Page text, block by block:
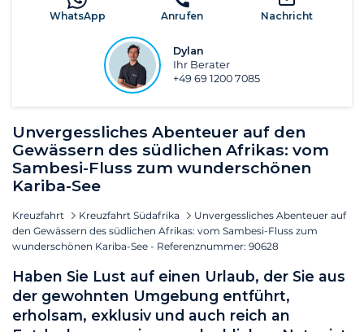
Unvergessliches Abenteuer auf den
Gewässern des südlichen Afrikas: vom
Sambesi-Fluss zum wunderschönen
Kariba-See
Kreuzfahrt Kreuzfahrt Südafrika
Unvergessliches Abenteuer auf
den Gewässern des südlichen Afrikas: vom Sambesi-Fluss zum
wunderschönen Kariba-See - Referenznummer: 90628
Haben Sie Lust auf einen Urlaub, der Sie aus
der gewohnten Umgebung entführt,
erholsam, exklusiv und auch reich an
WhatsApp Anrufen Nachricht
Dylan
Ihr Berater
+49 69 1200 7085